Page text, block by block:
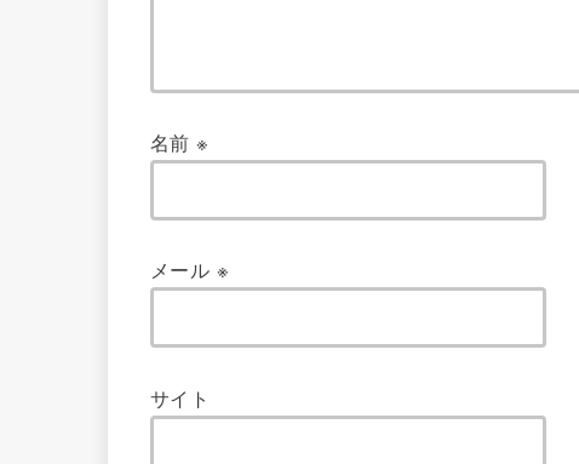
名前※
メール ※
サイト